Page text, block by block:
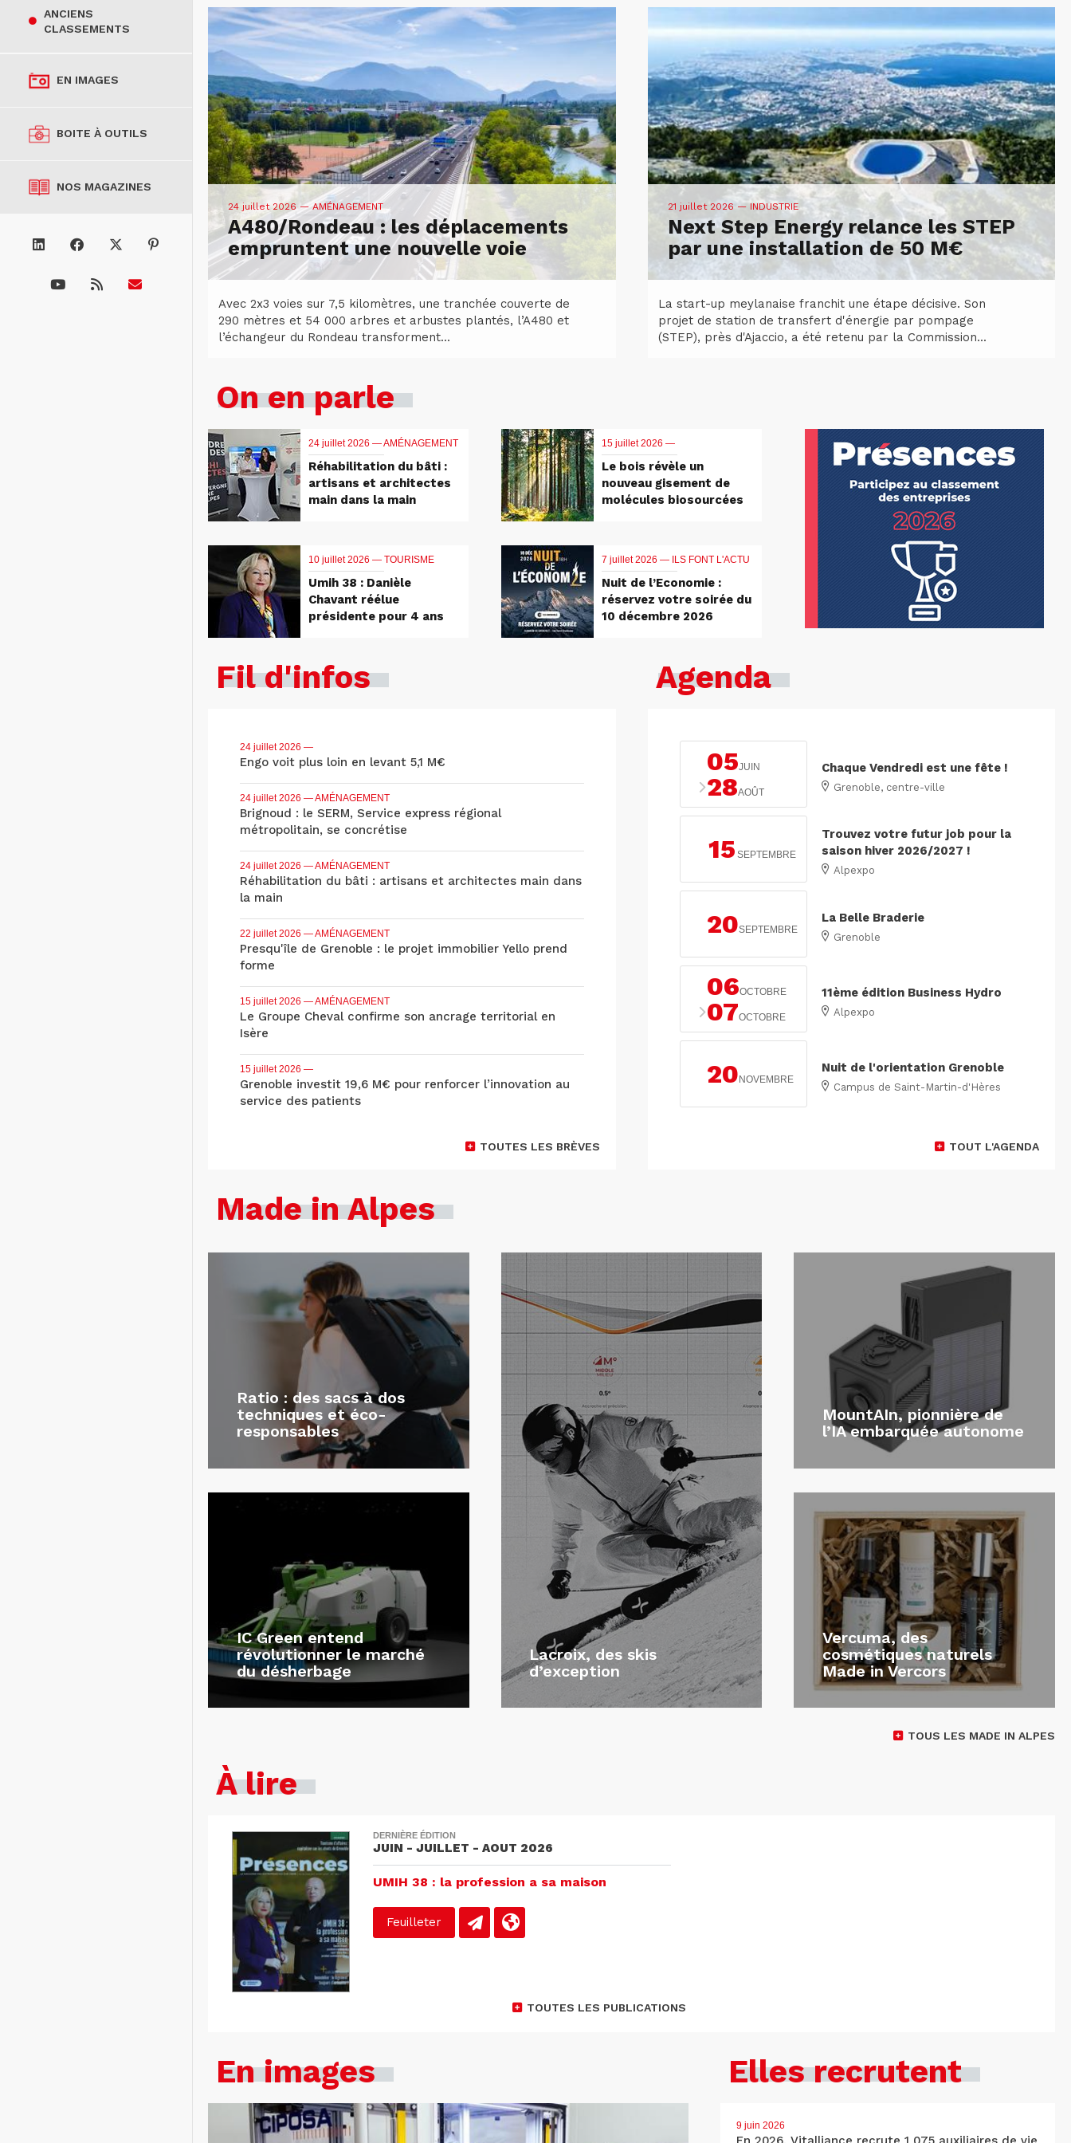
ANCIENS
CLASSEMENTS
EN IMAGES
BOITE À OUTILS
NOS MAGAZINES
24 juillet 2026 — AMÉNAGEMENT
A480/Rondeau : les déplacements
empruntent une nouvelle voie
Avec 2x3 voies sur 7,5 kilomètres, une tranchée couverte de
290 mètres et 54 000 arbres et arbustes plantés, l’A480 et
l’échangeur du Rondeau transforment...
21 juillet 2026 — INDUSTRIE
Next Step Energy relance les STEP
par une installation de 50 M€
La start-up meylanaise franchit une étape décisive. Son
projet de station de transfert d'énergie par pompage
(STEP), près d'Ajaccio, a été retenu par la Commission...
On en parle
24 juillet 2026 —AMÉNAGEMENT
Réhabilitation du bâti :
artisans et architectes
main dans la main
15 juillet 2026 —
Le bois révèle un
nouveau gisement de
molécules biosourcées
10 juillet 2026 — TOURISME
Umih 38 : Danièle
Chavant réélue
présidente pour 4 ans
7 juillet 2026 — ILS FONT L'ACTU
Nuit de l’Economie :
réservez votre soirée du
10 décembre 2026
Fil d'infos
24 juillet 2026 —
Engo voit plus loin en levant 5,1 M€
24 juillet 2026 — AMÉNAGEMENT
Brignoud : le SERM, Service express régional
métropolitain, se concrétise
24 juillet 2026 — AMÉNAGEMENT
Réhabilitation du bâti : artisans et architectes main dans
la main
22 juillet 2026 — AMÉNAGEMENT
Presqu'île de Grenoble : le projet immobilier Yello prend
forme
15 juillet 2026 — AMÉNAGEMENT
Le Groupe Cheval confirme son ancrage territorial en
Isère
15 juillet 2026 —
Grenoble investit 19,6 M€ pour renforcer l’innovation au
service des patients
TOUTES LES BRÈVES
Agenda
05JUIN
28AOÛT
Chaque Vendredi est une fête !
Grenoble, centre-ville
15 SEPTEMBRE
Trouvez votre futur job pour la
saison hiver 2026/2027 !
Alpexpo
20SEPTEMBRE
La Belle Braderie
Grenoble
06OCTOBRE
07OCTOBRE
11ème édition Business Hydro
Alpexpo
20 NOVEMBRE
Nuit de l'orientation Grenoble
Campus de Saint-Martin-d'Hères
TOUT L'AGENDA
Made in Alpes
Ratio : des sacs à dos
techniques et éco-
responsables
IC Green entend
révolutionner le marché
du désherbage
Lacroix, des skis
d’exception
MountAIn, pionnière de
l’IA embarquée autonome
Vercuma, des
cosmétiques naturels
Made in Vercors
TOUS LES MADE IN ALPES
À lire
DERNIÈRE ÉDITION
JUIN - JUILLET - AOUT 2026
UMIH 38 : la profession a sa maison
Feuilleter
TOUTES LES PUBLICATIONS
En images Elles recrutent
9 juin 2026